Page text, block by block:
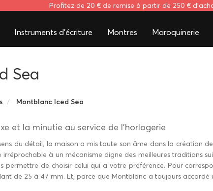
Profitez de 20 € de remise à partir de 250 €
Instruments d'écriture Montres Maroquinerie
Sea
Montblanc Iced Sea
et la minutie au service de l'horlogerie
du détail, la maison a mis toute son âme dans la création
à un mécanisme digne des meilleures traditions
permettre de choisir celui qui a votre préférence. Pour
de 25 à 47 mm. Et, parce que Montblanc a toujours